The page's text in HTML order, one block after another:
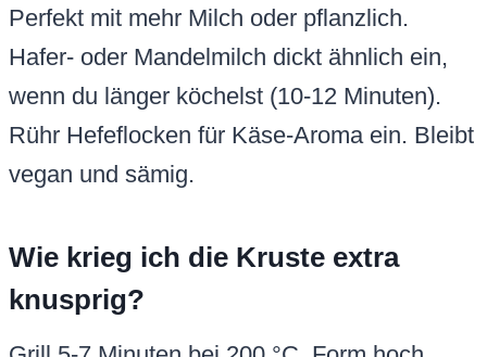
Perfekt mit mehr Milch oder pflanzlich.
Hafer- oder Mandelmilch dickt ähnlich ein,
wenn du länger köchelst (10-12 Minuten).
Rühr Hefeflocken für Käse-Aroma ein. Bleibt
vegan und sämig.
Wie krieg ich die Kruste extra
knusprig?